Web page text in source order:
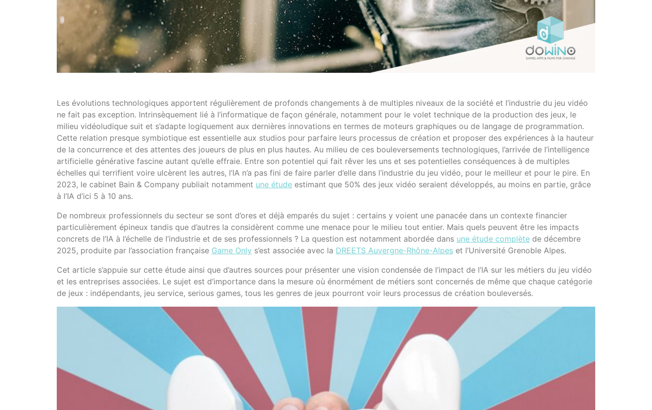
Les évolutions technologiques apportent régulièrement de profonds changements à de multiples niveaux de la société et l’industrie du jeu vidéo
ne fait pas exception. Intrinsèquement lié à l’informatique de façon générale, notamment pour le volet technique de la production des jeux, le
milieu vidéoludique suit et s’adapte logiquement aux dernières innovations en termes de moteurs graphiques ou de langage de programmation.
Cette relation presque symbiotique est essentielle aux studios pour parfaire leurs processus de création et proposer des expériences à la hauteur
de la concurrence et des attentes des joueurs de plus en plus hautes. Au milieu de ces bouleversements technologiques, l’arrivée de l’intelligence
artificielle générative fascine autant qu’elle effraie. Entre son potentiel qui fait rêver les uns et ses potentielles conséquences à de multiples
échelles qui terrifient voire ulcèrent les autres, l’IA n’a pas fini de faire parler d’elle dans l’industrie du jeu vidéo, pour le meilleur et pour le pire. En
2023, le cabinet Bain & Company publiait notamment une étude estimant que 50% des jeux vidéo seraient développés, au moins en partie, grâce
à l’IA d’ici 5 à 10 ans.
De nombreux professionnels du secteur se sont d’ores et déjà emparés du sujet : certains y voient une panacée dans un contexte financier
particulièrement épineux tandis que d’autres la considèrent comme une menace pour le milieu tout entier. Mais quels peuvent être les impacts
concrets de l’IA à l’échelle de l’industrie et de ses professionnels ? La question est notamment abordée dans une étude complète de décembre
2025, produite par l’association française Game Only s’est associée avec la DREETS Auvergne-Rhône-Alpes et l’Université Grenoble Alpes.
Cet article s’appuie sur cette étude ainsi que d’autres sources pour présenter une vision condensée de l’impact de l’IA sur les métiers du jeu vidéo
et les entreprises associées. Le sujet est d’importance dans la mesure où énormément de métiers sont concernés de même que chaque catégorie
de jeux : indépendants, jeu service, serious games, tous les genres de jeux pourront voir leurs processus de création bouleversés.